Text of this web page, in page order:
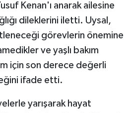
Kenan'ı anarak ailesine
dileklerini iletti. Uysal,
görevlerin önemine
ve yaşlı bakım
için son derece değerli
ifade etti.
yarışarak hayat